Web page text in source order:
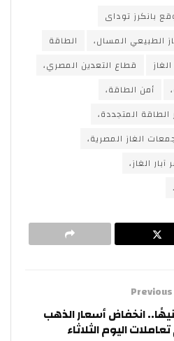
بانكرز توداى
الطبيعي المسال،
الطاقة
قطاع التعدين المصري،
أمن الطاقة،
الطاقة المتجددة،
الغاز المصرية،
آبار الغاز،
21 يتراجع 50 جنيهًا.. انخفاض أسعار الذهب
اليوم الثلاثاء